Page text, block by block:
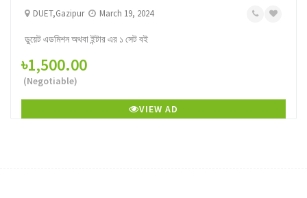
DUET,Gazipur March 19, 2024
ডুয়েট এডমিশন অথবা ইন্টার এর ১ সেট বই
৳1,500.00
(Negotiable)
VIEW AD